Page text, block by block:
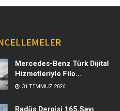
Mercedes-Benz Türk Dijital
Hizmetleriyle Filo
Yönetiminde Yeni Dönem
31 TEMMUZ 2026
Radüs Dergisi 165.Sayı